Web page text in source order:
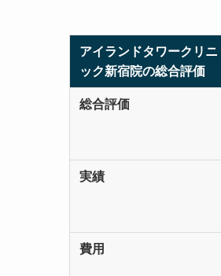
アイランドタワークリニ
ック新宿院の総合評価
総合評価
実績
費用